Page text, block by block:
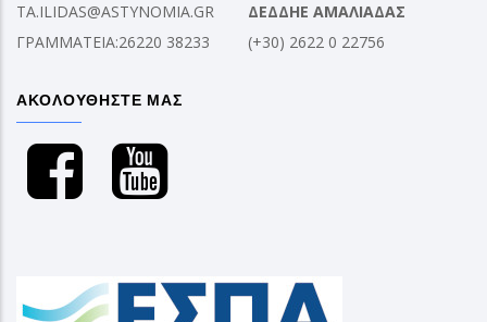
TA.ILIDAS@ASTYNOMIA.GR
ΓΡΑΜΜΑΤΕΙΑ:26220 38233
ΔΕΔΔΗΕ ΑΜΑΛΙΑΔΑΣ
(+30) 2622 0 22756
ΑΚΟΛΟΥΘΗΣΤΕ ΜΑΣ